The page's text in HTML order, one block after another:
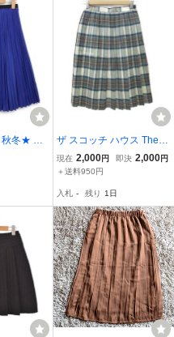
秋冬★ プ
ミディ
ッズ
ザ スコッチ ハウス The S
cotch House プリーツス
カート 9Y2 150 ブルー チ
■GY61 女の子 キッズ
現在 2,000円 即決 2,000円
＋送料950円
入札 - 残り 1日